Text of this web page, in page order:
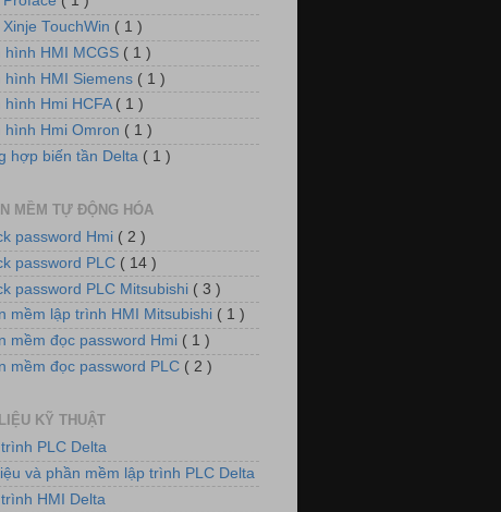
Xinje TouchWin ( 1 )
hình HMI MCGS ( 1 )
hình HMI Siemens ( 1 )
hình Hmi HCFA ( 1 )
hình Hmi Omron ( 1 )
hợp biến tần Delta ( 1 )
MỀM TỰ ĐỘNG HÓA
password Hmi ( 2 )
password PLC ( 14 )
password PLC Mitsubishi ( 3 )
mềm lập trình HMI Mitsubishi ( 1 )
mềm đọc password Hmi ( 1 )
mềm đọc password PLC ( 2 )
KỸ THUẬT
PLC Delta
và phần mềm lập trình PLC Delta
HMI Delta